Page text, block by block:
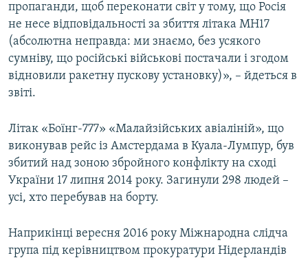
пропаганди, щоб переконати світ у тому, що Росія
не несе відповідальності за збиття літака MH17
(абсолютна неправда: ми знаємо, без усякого
сумніву, що російські військові постачали і згодом
відновили ракетну пускову установку)», – йдеться в
звіті.
Літак «Боїнг-777» «Малайзійських авіаліній», що
виконував рейс із Амстердама в Куала-Лумпур, був
збитий над зоною збройного конфлікту на сході
України 17 липня 2014 року. Загинули 298 людей –
усі, хто перебував на борту.
Наприкінці вересня 2016 року Міжнародна слідча
група під керівництвом прокуратури Нідерландів